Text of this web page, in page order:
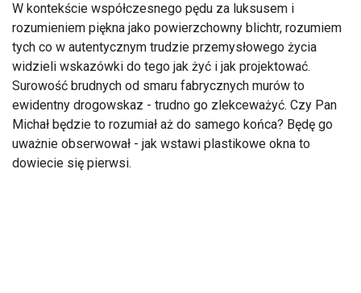
W kontekście współczesnego pędu za luksusem i
rozumieniem piękna jako powierzchowny blichtr, rozumiem
tych co w autentycznym trudzie przemysłowego życia
widzieli wskazówki do tego jak żyć i jak projektować.
Surowość brudnych od smaru fabrycznych murów to
ewidentny drogowskaz - trudno go zlekceważyć. Czy Pan
Michał będzie to rozumiał aż do samego końca? Będę go
uważnie obserwował - jak wstawi plastikowe okna to
dowiecie się pierwsi.